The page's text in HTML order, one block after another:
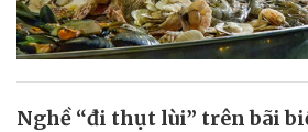
Nghề “đi thụt lùi” trên bãi